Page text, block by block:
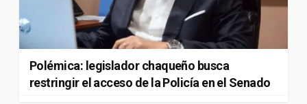
Polémica: legislador chaqueño busca
restringir el acceso de la Policía en el Senado